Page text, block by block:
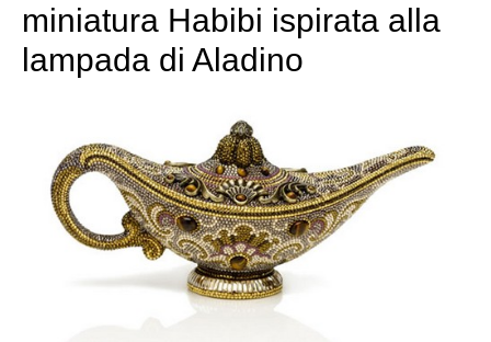
miniatura Habibi ispirata alla
lampada di Aladino